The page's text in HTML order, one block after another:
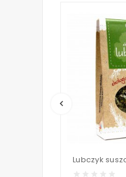
keyboard_arrow_left